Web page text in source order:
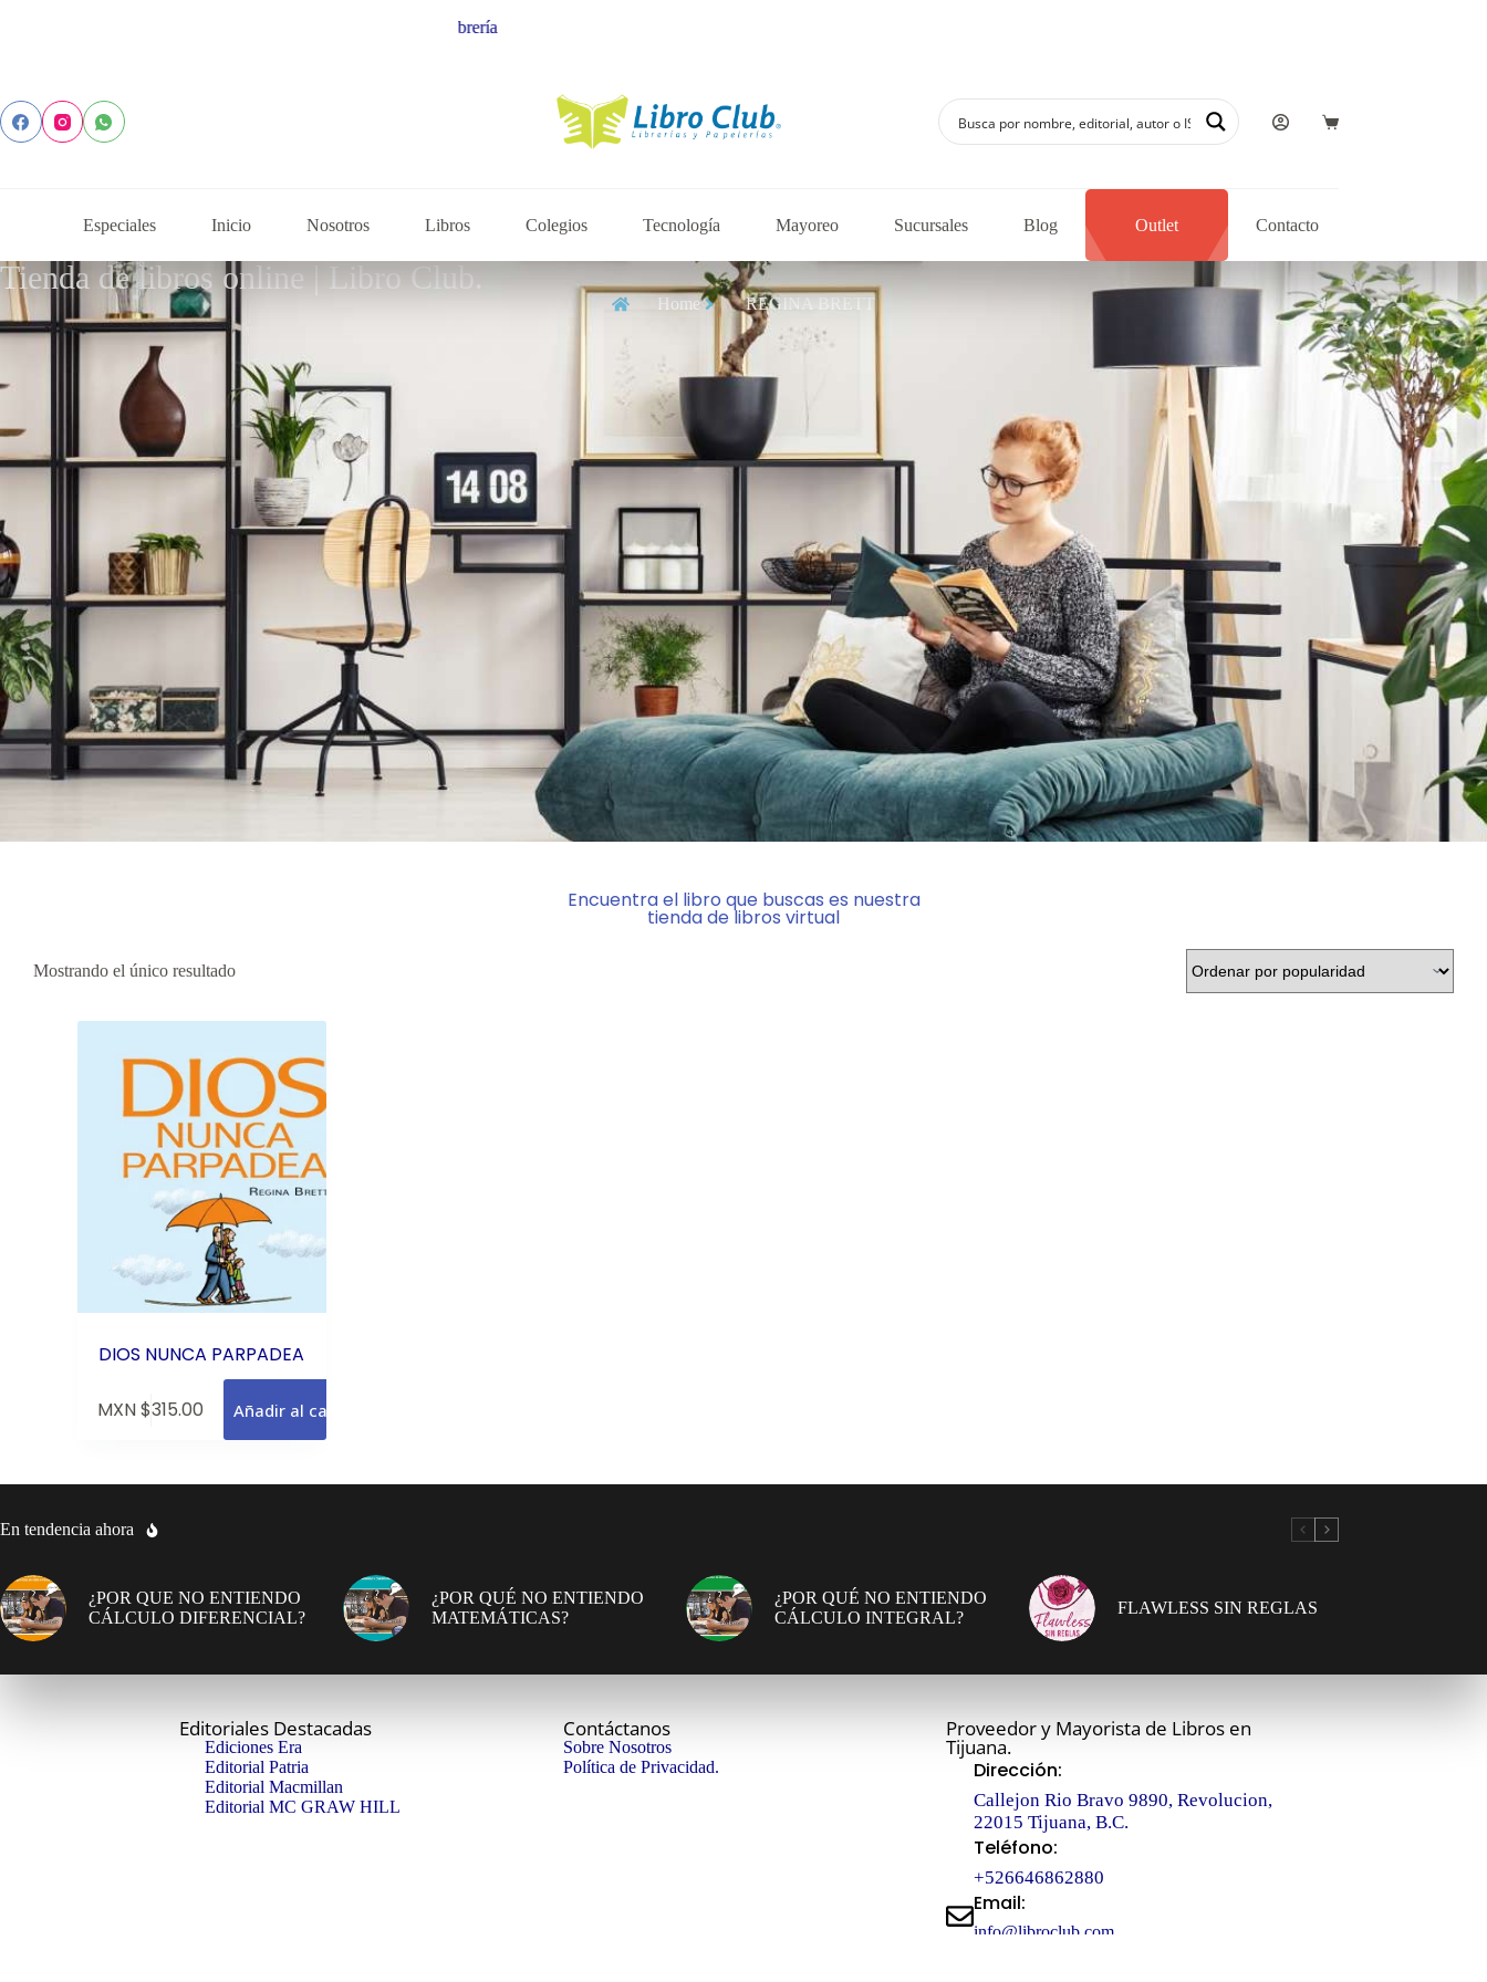
Especiales Inicio Nosotros Libros Colegios Tecnología Mayoreo Sucursales Blog Outlet Contacto
Tienda de libros online | Libro Club.
Home REGINA BRETT
Encuentra el libro que buscas es nuestra
tienda de libros virtual
Mostrando el único resultado
DIOS NUNCA PARPADEA
MXN $315.00 Añadir al carrito
En tendencia ahora
¿POR QUE NO ENTIENDO
CÁLCULO DIFERENCIAL?
¿POR QUÉ NO ENTIENDO
MATEMÁTICAS?
¿POR QUÉ NO ENTIENDO
CÁLCULO INTEGRAL?
FLAWLESS SIN REGLAS
Editoriales Destacadas
Ediciones Era
Editorial Patria
Editorial Macmillan
Editorial MC GRAW HILL
Contáctanos
Sobre Nosotros
Política de Privacidad.
Proveedor y Mayorista de Libros en
Tijuana.
Dirección:
Callejon Rio Bravo 9890, Revolucion,
22015 Tijuana, B.C.
Teléfono:
+526646862880
Email:
info@libroclub.com